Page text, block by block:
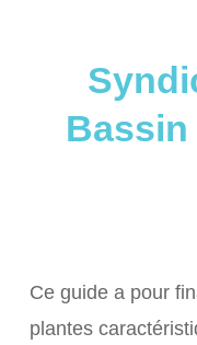
Bassin
Ce guide a pour
plantes